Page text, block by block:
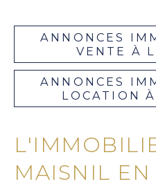
ANNONCES
VENTE À
ANNONCES
LOCATION
MAISNIL